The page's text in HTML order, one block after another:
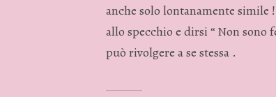
anche solo lontanamente
allo specchio e dirsi “ Non sono
può rivolgere a se stessa .